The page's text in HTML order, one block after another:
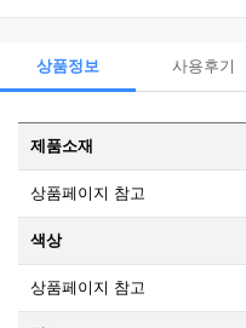
상품정보 사용후기
제품소재
상품페이지 참고
색상
상품페이지 참고